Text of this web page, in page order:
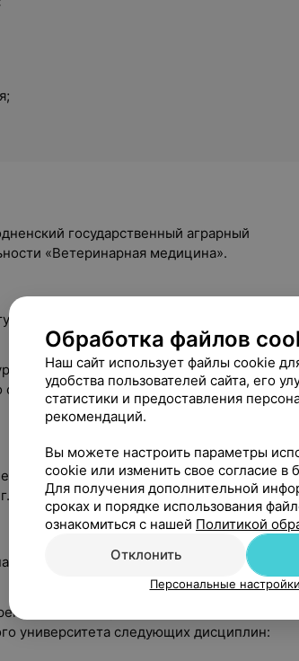
государственный аграрный
«Ветеринарная медицина».
при УО «Гродненский государственный
УО «Гродненский государственный
специальности 03.03.01 — физиология
Всероссийской конференции
Москва.
врач в СПК «Судниковский» Минской
Гродненского
университета следующих дисциплин:
Обработка файлов
Наш сайт использует файлы cookie
удобства пользователей сайта, его
статистики и предоставления
рекомендаций.
Вы можете настроить параметры
cookie или изменить свое согласие в
Для получения дополнительной
сроках и порядке использования
ознакомиться с нашей Политикой
Отклонить
Персональные